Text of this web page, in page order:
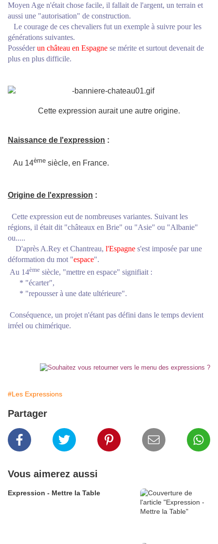
Moyen Age n'était chose facile, il fallait de l'argent, un terrain et
aussi une "autorisation" de construction.
Le courage de ces chevaliers fut un exemple à suivre pour les
générations suivantes.
Posséderun château en Espagne se mérite et surtout devenait de
plus en plus difficile.
Cette expression aurait une autre origine.
Naissance de l'expression :
Au 14ème siècle, en France.
Origine de l'expression :
Cette expression eut de nombreuses variantes. Suivant les
régions, il était dit "châteaux en Brie" ou "Asie" ou "Albanie"
ou.....
D'après A.Rey et Chantreau, l'Espagne s'est imposée par une
déformation du mot "espace".
Au 14ème siècle, "mettre en espace" signifiait :
* "écarter",
* "repousser à une date ultérieure".
Conséquence, un projet n'étant pas défini dans le temps devient
irréel ou chimérique.
#Les Expressions
Partager
Vous aimerez aussi
Expression - Mettre la Table